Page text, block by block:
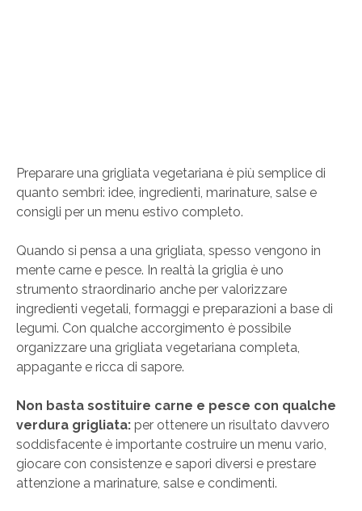
Preparare una grigliata vegetariana è più semplice di
quanto sembri: idee, ingredienti, marinature, salse e
consigli per un menu estivo completo.
Quando si pensa a una grigliata, spesso vengono in
mente carne e pesce. In realtà la griglia è uno
strumento straordinario anche per valorizzare
ingredienti vegetali, formaggi e preparazioni a base di
legumi. Con qualche accorgimento è possibile
organizzare una grigliata vegetariana completa,
appagante e ricca di sapore.
Non basta sostituire carne e pesce con qualche
verdura grigliata: per ottenere un risultato davvero
soddisfacente è importante costruire un menu vario,
giocare con consistenze e sapori diversi e prestare
attenzione a marinature, salse e condimenti.